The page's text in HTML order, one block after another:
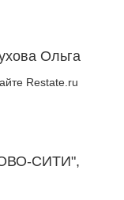
Ольга
Restate.ru
СИТИ",